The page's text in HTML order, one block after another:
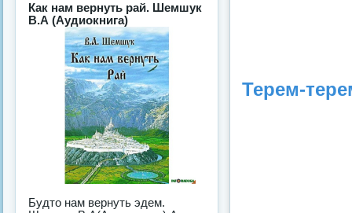
Терем-
Как нам вернуть рай. Шемшук
В.А (Аудиокнига)
Будто нам вернуть эдем.